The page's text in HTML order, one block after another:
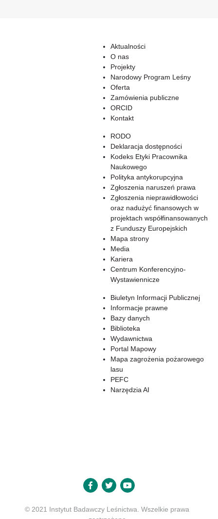
Aktualności
O nas
Projekty
Narodowy Program Leśny
Oferta
Zamówienia publiczne
ORCID
Kontakt
RODO
Deklaracja dostępności
Kodeks Etyki Pracownika
Naukowego
Polityka antykorupcyjna
Zgłoszenia naruszeń prawa
Zgłoszenia nieprawidłowości
oraz nadużyć finansowych w
projektach współfinansowanych
z Funduszy Europejskich
Mapa strony
Media
Kariera
Centrum Konferencyjno-
Wystawiennicze
Biuletyn Informacji Publicznej
Informacje prawne
Bazy danych
Biblioteka
Wydawnictwa
Portal Mapowy
Mapa zagrożenia pożarowego
lasu
PEFC
Narzędzia AI
© 2021 Instytut Badawczy Leśnictwa. Wszelkie prawa